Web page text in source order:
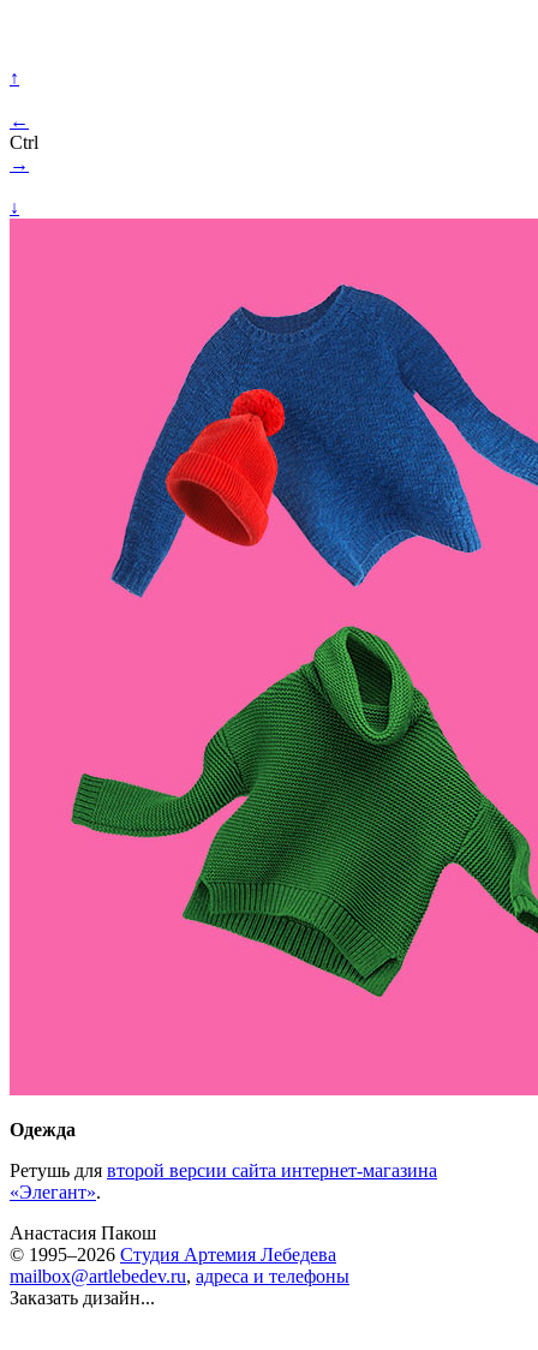
↑
←
Ctrl
→
↓
Одежда
Ретушь для второй версии сайта интернет-магазина
«Элегант».
Анастасия Пакош
© 1995–2026 Студия Артемия Лебедева
mailbox@artlebedev.ru, адреса и телефоны
Заказать дизайн...